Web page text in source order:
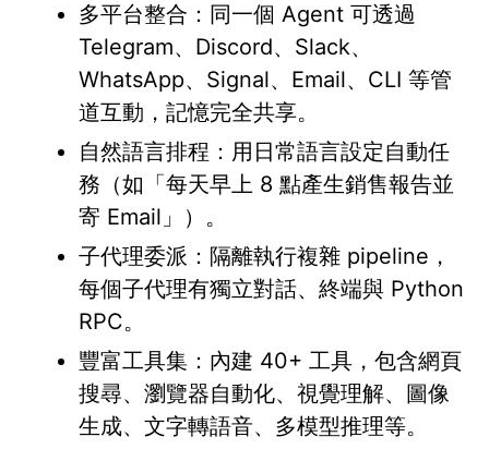
多平台整合：同一個 Agent 可透過
Telegram、Discord、Slack、
WhatsApp、Signal、Email、CLI 等管
道互動，記憶完全共享。
自然語言排程：用日常語言設定自動任
務（如「每天早上 8 點產生銷售報告並
寄 Email」）。
子代理委派：隔離執行複雜 pipeline，
每個子代理有獨立對話、終端與 Python
RPC。
豐富工具集：內建 40+ 工具，包含網頁
搜尋、瀏覽器自動化、視覺理解、圖像
生成、文字轉語音、多模型推理等。